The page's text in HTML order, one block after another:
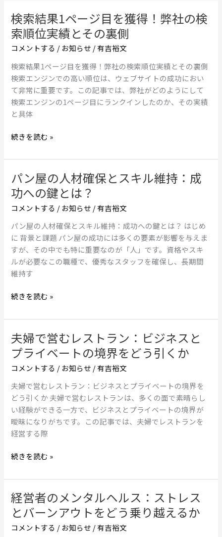
る
べ
き
5
の
解
決
策
る
た
め
オ
ン
ラ
イ
ン
ー
ィ
ン
グ
戦
略
検索結果1ページ目を獲得！弊社の検
索順位実績とその裏側
コメントする / お知らせ /有吉裕文
検索結果1ページ目を獲得！弊社の検索順位実績とその裏側
検索エンジンでの高い順位は、ウェブサイトの成功におい
て非常に重要です。この記事では、弊社がどのようにして
検索エンジンの1ページ目にランクインしたのか、その実績
と具体
検
索
結
果
1
ペ
ー
ジ
目
獲
弊
の
検
索
位
実
績
と
そ
裏
続きを読む »
パン屋の人材確保とスキル維持：成
功への鍵とは？
コメントする / お知らせ /有吉裕文
パン屋の人材確保とスキル維持：成功への鍵とは？ はじめ
に 背景と課題 パン屋の成功には多くの要素が影響を与えま
すが、その中でも特に重要なのが「人」です。資格やスキ
ルが必要なこの職種で、優秀なスタッフを確保し、長期間
維持す
パ
ン
屋
の
人
材
確
保
と
キ
維
成
功
へ
鍵
と
は？
続きを読む »
夫婦で営むレストラン：ビジネスと
プライベートの境界をどう引くか
コメントする / お知らせ /有吉裕文
夫婦で営むレストラン：ビジネスとプライベートの境界を
どう引くか 夫婦で営むレストランは、多くの面で素晴らし
い経験ができる一方で、ビジネスとプライベートの境界が
曖昧になりがちです。この記事では、夫婦でレストランを
経営する際
夫
婦
で
営
む
レ
ス
ト
ラ
ビ
ネ
ス
と
プ
ラ
続きを読む »
経営者のメンタルヘルス：ストレス
とバーンアウトをどう乗り越えるか
コメントする / お知らせ /有吉裕文
経
営
者
の